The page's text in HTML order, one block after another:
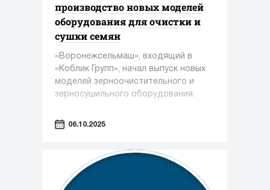
производство новых моделей
оборудования для очистки и
сушки семян
«Воронежсельмаш», входящий в
«Коблик Групп», начал выпуск новых
моделей зерноочистительного и
зерносушильного оборудования.
06.10.2025